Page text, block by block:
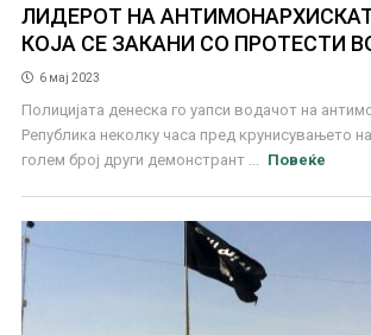
ЛИДЕРОТ НА
КОЈА СЕ ЗАКАНИ СО ПРОТЕСТИ
6 мај 2023
Полицијата денеска го уапси водачот на
Република неколку часа пред крунисувањето
голем број други демонстрант ...
Повеќе